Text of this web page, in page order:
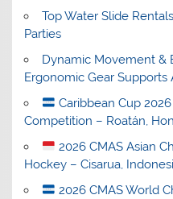
Top Water Slide
Parties
Dynamic Movement &
Ergonomic Gear Supports
Caribbean Cup
Competition – Roatán,
2026 CMAS Asian
Hockey – Cisarua,
2026 CMAS World